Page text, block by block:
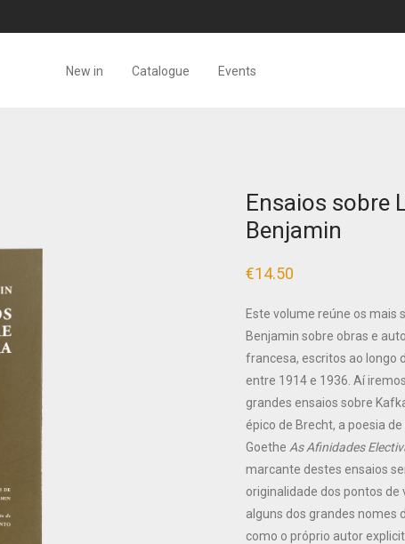
New in Catalogue Events
Ensaios sobre
Benjamin
€14.50
Este volume reúne os mais
Benjamin sobre obras e
francesa, escritos ao longo
entre 1914 e 1936. Aí
grandes ensaios sobre
épico de Brecht, a poesia
Goethe As Afinidades
marcante destes ensaios
originalidade dos pontos
alguns dos grandes nomes
como o próprio autor